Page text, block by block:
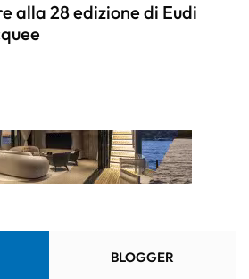
alla 28 edizione di Eudi
BLOGGER